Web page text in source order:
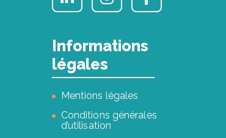
Informations
légales
Mentions légales
Conditions générales
d’utilisation